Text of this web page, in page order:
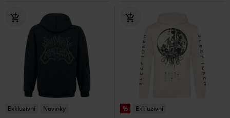
Exkluzivní Novinky % Exkluzivní